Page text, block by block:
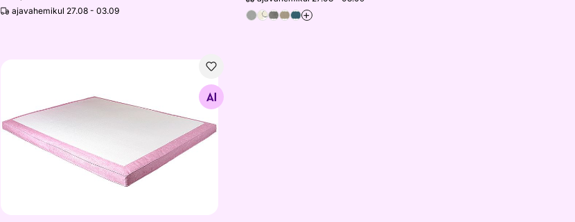
ajavahemikul 27.08 - 03.09 +
Pocket vedrustusega kattemadrats Hypnos Atlanta